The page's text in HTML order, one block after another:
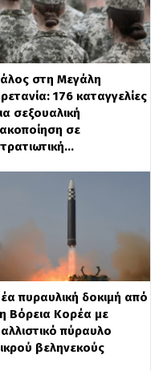
το πρόβλημα
απογείωση,
δεν
Όταν ο
κατεβάσει
και
του
ότι
αποτέλεσμα να
στη Μεγάλη
176 καταγγελίες
σεξουαλική
σε
πυραυλική δοκιμή από
Βόρεια Κορέα με
πύραυλο
βεληνεκούς